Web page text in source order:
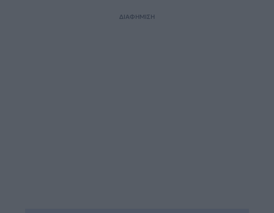
ΔΙΑΦΗΜΙΣΗ